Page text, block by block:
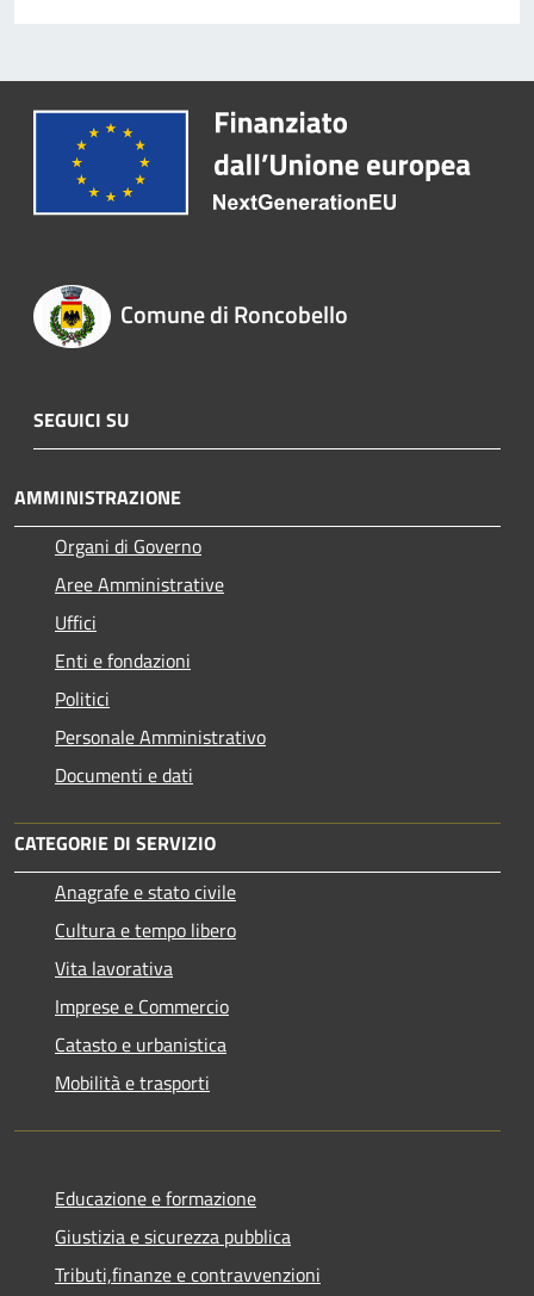
Comune di Roncobello
SEGUICI SU
AMMINISTRAZIONE
Organi di Governo
Aree Amministrative
Uffici
Enti e fondazioni
Politici
Personale Amministrativo
Documenti e dati
CATEGORIE DI SERVIZIO
Anagrafe e stato civile
Cultura e tempo libero
Vita lavorativa
Imprese e Commercio
Catasto e urbanistica
Mobilità e trasporti
Educazione e formazione
Giustizia e sicurezza pubblica
Tributi,finanze e contravvenzioni